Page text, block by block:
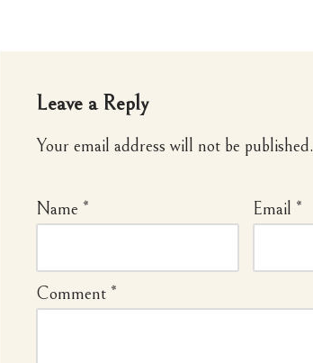
Leave a Reply
Your email address will not be published.
Name * Email *
Comment *